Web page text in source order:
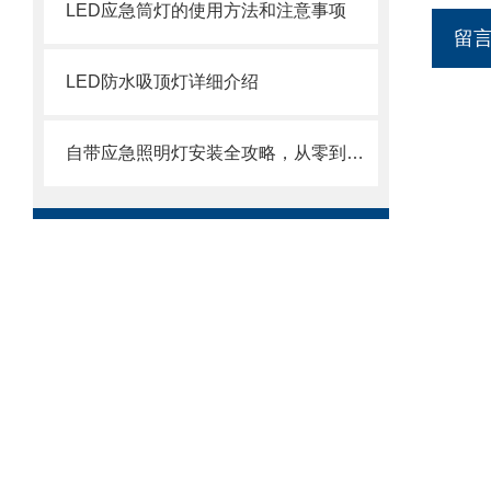
LED应急筒灯的使用方法和注意事项
LED防水吸顶灯详细介绍
自带应急照明灯安装全攻略，从零到亮的五步安全指南
留